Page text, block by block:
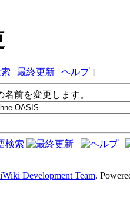
| 最終更新 | ヘルプ]
名前を変更します。
Development Team.